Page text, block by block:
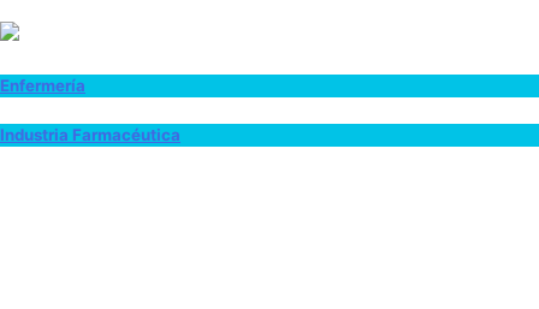
Enfermería
Industria Farmacéutica